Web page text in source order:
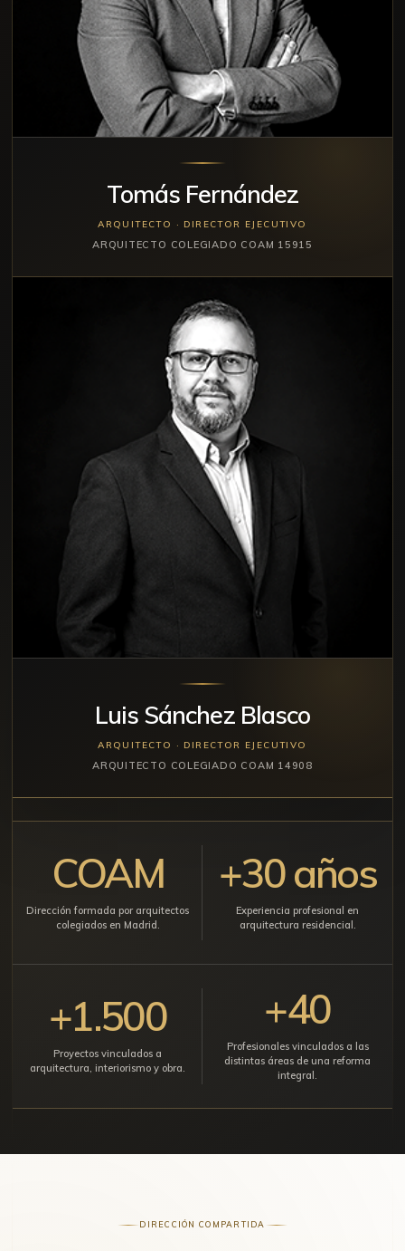
Tomás Fernández
ARQUITECTO · DIRECTOR EJECUTIVO
ARQUITECTO COLEGIADO COAM 15915
Luis Sánchez Blasco
ARQUITECTO · DIRECTOR EJECUTIVO
ARQUITECTO COLEGIADO COAM 14908
COAM
Dirección formada por arquitectos
colegiados en Madrid.
+30 años
Experiencia profesional en
arquitectura residencial.
+1.500
Proyectos vinculados a
arquitectura, interiorismo y obra.
+40
Profesionales vinculados a las
distintas áreas de una reforma
integral.
DIRECCIÓN COMPARTIDA